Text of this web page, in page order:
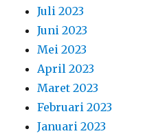
Juli 2023
Juni 2023
Mei 2023
April 2023
Maret 2023
Februari 2023
Januari 2023